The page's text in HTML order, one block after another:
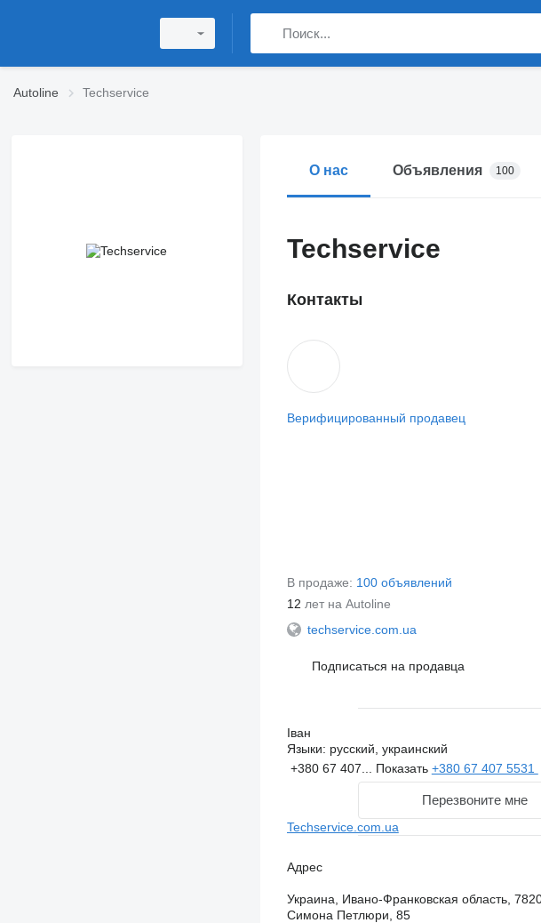
Autoline Techservice
О нас Объявления 100
Techservice
Контакты
Верифицированный продавец
В продаже: 100 объявлений
12 лет на Autoline
techservice.com.ua
Подписаться на продавца
Іван
Языки: русский, украинский
+380 67 407... Показать +380 67 407 5531
Перезвоните мне
Techservice.com.ua
Адрес
Украина, Ивано-Франковская область,
Симона Петлюри, 85